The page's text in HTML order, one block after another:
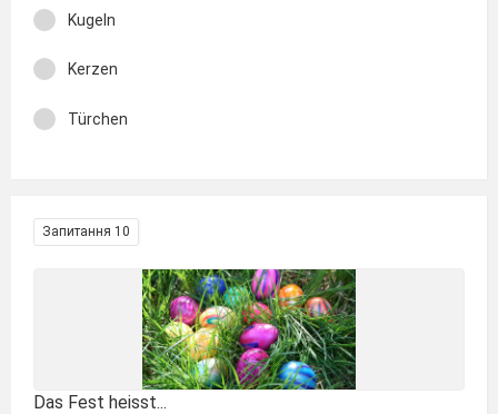
Kugeln
Kerzen
Türchen
Запитання 10
Das Fest heisst...